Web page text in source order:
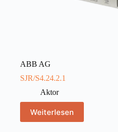
ABB AG
SJR/S4.24.2.1
Aktor
Weiterlesen